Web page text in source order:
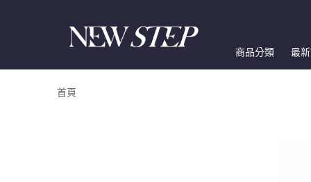
商品分類 最
首頁